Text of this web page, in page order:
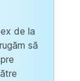
de la
să